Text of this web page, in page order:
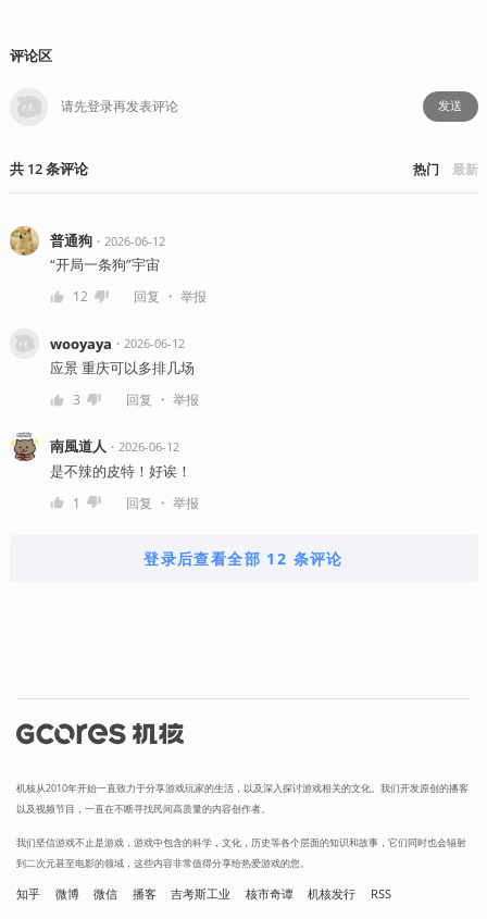
评论区
发送
共 12条评论 热门 最新
普通狗・ 2026-06-12
“开局一条狗”宇宙
12 回复 ・ 举报
wooyaya ・ 2026-06-12
应景 重庆可以多排几场
3 回复 ・ 举报
南風道人 ・ 2026-06-12
是不辣的皮特！好诶！
1 回复 ・ 举报
登录后查看全部 12 条评论
机核从2010年开始一直致力于分享游戏玩家的生活，以及深入探讨游戏相关的文化。我们开发原创的播客
以及视频节目，一直在不断寻找民间高质量的内容创作者。
我们坚信游戏不止是游戏，游戏中包含的科学，文化，历史等各个层面的知识和故事，它们同时也会辐射
到二次元甚至电影的领域，这些内容非常值得分享给热爱游戏的您。
知乎 微博 微信 播客 吉考斯工业 核市奇谭 机核发行 RSS